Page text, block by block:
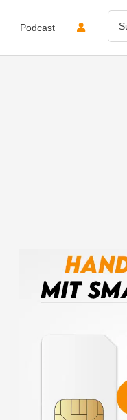
Podcast